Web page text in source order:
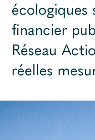
écologiques
financier
Réseau
réelles